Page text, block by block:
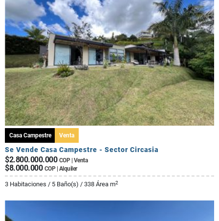
Casa Campestre Venta
Se Vende Casa Campestre - Sector Circasia
$2.800.000.000 COP | Venta
$8.000.000 COP | Alquiler
3 Habitaciones / 5 Baño(s) / 338 Área m2